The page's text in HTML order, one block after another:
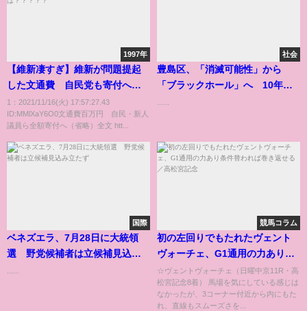
1997年
【維新凄すぎ】維新が問題提起
した文通費 自民党も寄付へ→
あれ？立憲れいわは？？？？？
1：2021/11/16(火) 17:57:27.43
ID:MMlXaY6O0文通費百万円 自民・新人
議員ら全額寄付へ（省略）全文 htt...
社会
豊島区、「消滅可能性」から
「ブラックホール」へ 10年の
国際
ベネズエラ、7月28日に大統領
選 野党候補者は立候補見込み
競馬コラム
初の左回りでもたれたヴェント
ヴォーチェ、G1通用の力あり条
件替われば巻き返せる／高松宮
記念
☆ヴェントヴォーチェ（日曜中京11R・高
松宮記念8着） 馬場を気にしている感じは
なかったが、3コーナー付近から内にもた
れ、直線もスムーズさを...